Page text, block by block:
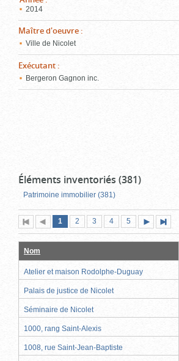
2014
Maître d'oeuvre :
Ville de Nicolet
Exécutant :
Bergeron Gagnon inc.
Éléments inventoriés (381)
Patrimoine immobilier (381)
Première
page
Page
précédente
Page
1 (page
actuelle)
Page
2 Page
3 Page
4 Page
5
suivante
page
Nom
Atelier et maison Rodolphe-Duguay
Palais de justice de Nicolet
Séminaire de Nicolet
1000, rang Saint-Alexis
1008, rue Saint-Jean-Baptiste